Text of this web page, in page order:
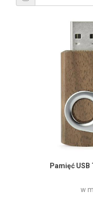
Pamięć USB
w